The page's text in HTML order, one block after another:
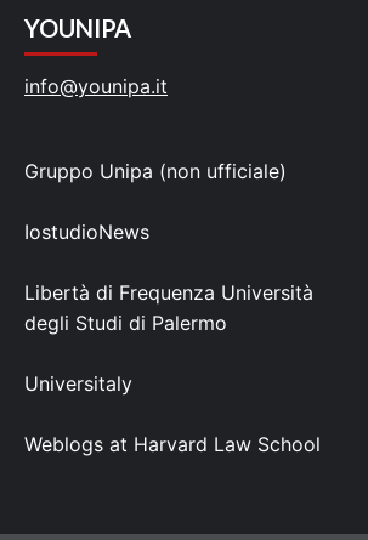
YOUNIPA
info@younipa.it
Gruppo Unipa (non ufficiale)
IostudioNews
Libertà di Frequenza Università
degli Studi di Palermo
Universitaly
Weblogs at Harvard Law School